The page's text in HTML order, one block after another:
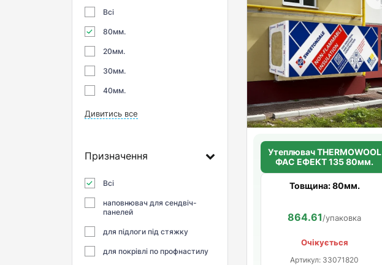
Всі
80мм.
20мм.
30мм.
40мм.
Дивитись все
Призначення
Всі
наповнювач для сендвіч-
панелей
для підлоги під стяжку
для покрівлі по профнастилу
Утеплювач THERMOWOOL
ФАС ЕФЕКТ 135 80мм.
Товщина: 80мм.
864.61/упаковка
Очікується
Артикул: 33071820